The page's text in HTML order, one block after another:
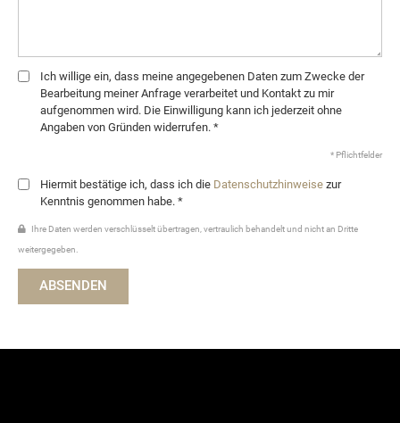
Ich willige ein, dass meine angegebenen Daten zum Zwecke der
Bearbeitung meiner Anfrage verarbeitet und Kontakt zu mir
aufgenommen wird. Die Einwilligung kann ich jederzeit ohne
Angaben von Gründen widerrufen. *
* Pflichtfelder
Hiermit bestätige ich, dass ich die Datenschutzhinweise zur
Kenntnis genommen habe. *
Ihre Daten werden verschlüsselt übertragen, vertraulich behandelt und nicht an Dritte
weitergegeben.
ABSENDEN